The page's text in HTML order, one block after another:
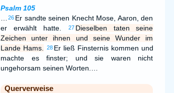
Psalm 105
26 Er sandte seinen Knecht Mose, Aaron, den
er erwählt hatte.
27 Dieselben taten seine
Zeichen unter ihnen und seine Wunder im
Lande Hams.
28 Er ließ Finsternis kommen und
machte es finster; und sie waren nicht
ungehorsam seinen Worten.…
Querverweise